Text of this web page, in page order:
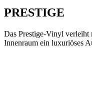
PRESTIGE
Das Prestige-Vinyl verleiht
Innenraum ein luxuriöses